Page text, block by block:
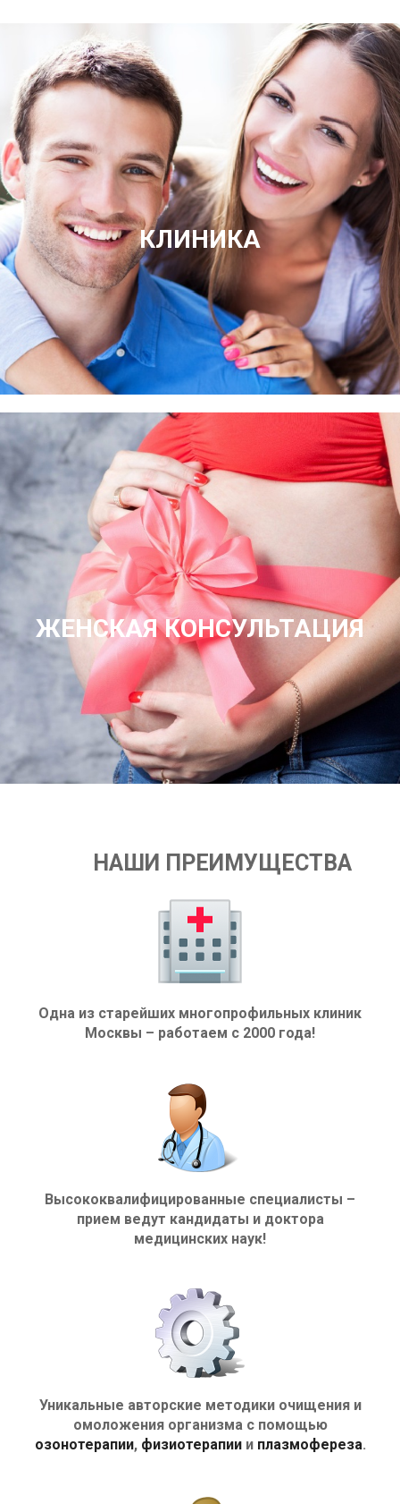
КЛИНИКА
ЖЕНСКАЯ КОНСУЛЬТАЦИЯ
НАШИ ПРЕИМУЩЕСТВА
Одна из старейших многопрофильных клиник
Москвы – работаем с 2000 года!
Высококвалифицированные специалисты –
прием ведут кандидаты и доктора
медицинских наук!
Уникальные авторские методики очищения и
омоложения организма с помощью
озонотерапии, физиотерапиии плазмофереза.